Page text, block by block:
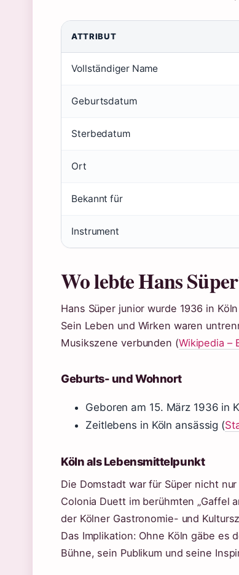
ATTRIBUT
Vollständiger Name
Geburtsdatum
Sterbedatum
Ort
Bekannt für
Instrument
Wo lebte Hans
Hans Süper junior wurde 1936 in
Sein Leben und Wirken waren
Musikszene verbunden (Wikipedia –
Geburts- und Wohnort
Geboren am 15. März 1936 in
Zeitlebens in Köln ansässig (
Köln als Lebensmittelpunkt
Die Domstadt war für Süper nicht
Colonia Duett im berühmten „Gaffel
der Kölner Gastronomie- und
Das Implikation: Ohne Köln gäbe es
Bühne, sein Publikum und seine